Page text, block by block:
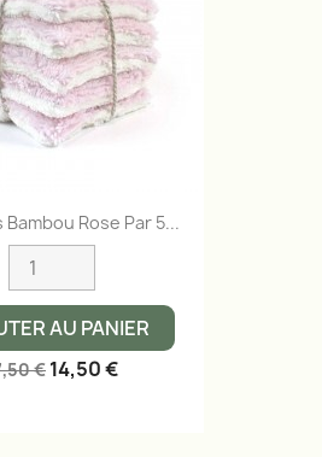
Rose Par 5...
AU PANIER
€ 14,50 €